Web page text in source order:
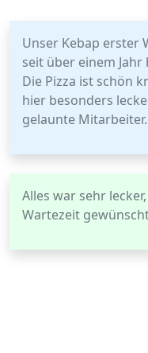
Unser Kebap erster
seit über einem
Die Pizza ist schön
hier besonders
gelaunte Mitarbeiter.
Alles war sehr
Wartezeit